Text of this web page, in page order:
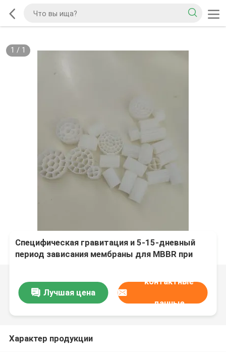
1 / 1
Специфическая гравитация и 5-15-дневный
период зависания мембраны для MBBR при
Лучшая цена
контактные
данные
Характер продукции